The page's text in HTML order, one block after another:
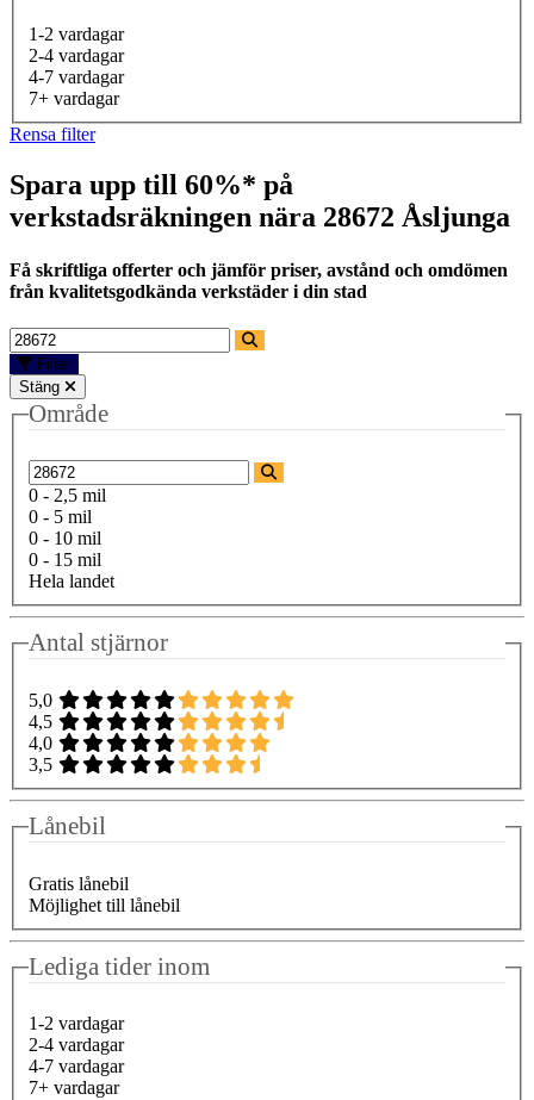
1-2 vardagar
2-4 vardagar
4-7 vardagar
7+ vardagar
Rensa filter
Spara upp till 60%* på
verkstadsräkningen nära 28672 Åsljunga
Få skriftliga offerter och jämför priser, avstånd och omdömen
från kvalitetsgodkända verkstäder i din stad
Filter
Stäng
Område
0 - 2,5 mil
0 - 5 mil
0 - 10 mil
0 - 15 mil
Hela landet
Antal stjärnor
5,0
4,5
4,0
3,5
Lånebil
Gratis lånebil
Möjlighet till lånebil
Lediga tider inom
1-2 vardagar
2-4 vardagar
4-7 vardagar
7+ vardagar